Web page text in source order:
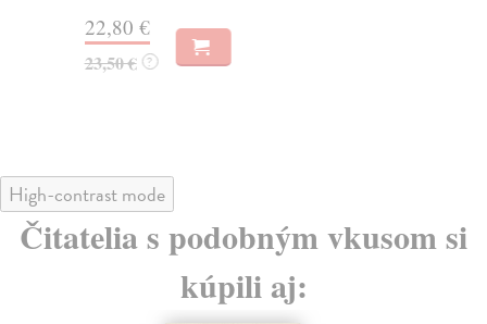
22,80 €
23,50 € ?
High-contrast mode
Čitatelia s podobným vkusom si
kúpili aj: